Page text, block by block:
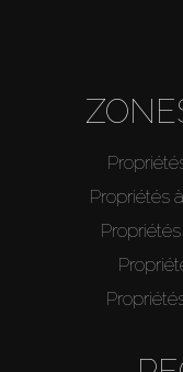
Propriétés